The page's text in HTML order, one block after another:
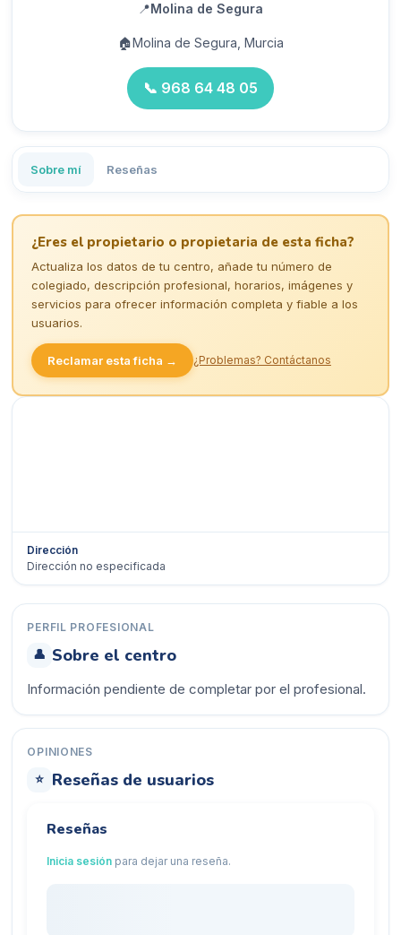
📍Molina de Segura
🏠Molina de Segura, Murcia
📞 968 64 48 05
Sobre mí Reseñas
¿Eres el propietario o propietaria de esta ficha?
Actualiza los datos de tu centro, añade tu número de
colegiado, descripción profesional, horarios, imágenes y
servicios para ofrecer información completa y fiable a los
usuarios.
Reclamar esta ficha → ¿Problemas? Contáctanos
Dirección
Dirección no especificada
PERFIL PROFESIONAL
👤 Sobre el centro
Información pendiente de completar por el profesional.
OPINIONES
⭐ Reseñas de usuarios
Reseñas
Inicia sesión para dejar una reseña.